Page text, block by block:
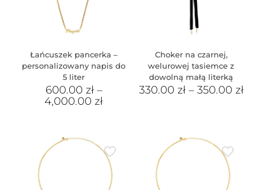
Łańcuszek pancerka –
personalizowany napis do
5 liter
600.00 zł–
4,000.00zł
Choker na czarnej,
welurowej tasiemce z
dowolną małą literką
330.00 zł– 350.00 zł